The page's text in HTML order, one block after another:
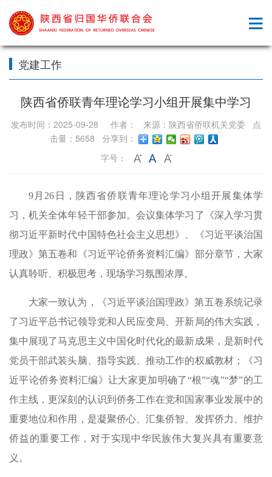
党建工作
陕西省侨联青年理论学习小组开展集中学习
发布时间：2025-09-28 作者： 来源：陕西省侨联机关党委 点
击量：5658 分享到：
字号：
9月26日，陕西省侨联青年理论学习小组开展集体学
习，机关全体年轻干部参加。会议集体学习了《深入学习贯
彻习近平新时代中国特色社会主义思想》、《习近平谈治国
理政》第五卷和《习近平论侨务资料汇编》部分章节，大家
认真聆听、积极思考，现场学习氛围浓厚。
大家一致认为，《习近平谈治国理政》第五卷系统记录
了习近平总书记领导党和人民应变局、开新局的伟大实践，
集中展现了马克思主义中国化时代化的最新成果，是新时代
党员干部武装头脑、指导实践、推动工作的权威教材；《习
近平论侨务资料汇编》让大家更加明确了“根”“魂”“梦”的工
作主线，更深刻的认识到侨务工作在党和国家事业发展中的
重要地位和作用，是凝聚侨心、汇集侨智、发挥侨力、维护
侨益的重要工作，对于实现中华民族伟大复兴具有重要意
义。